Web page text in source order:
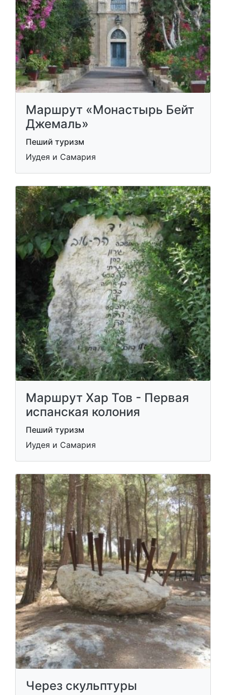
Маршрут «Монастырь Бейт
Джемаль»
Пеший туризм
Иудея и Самария
Маршрут Хар Тов - Первая
испанская колония
Пеший туризм
Иудея и Самария
Через скульптуры